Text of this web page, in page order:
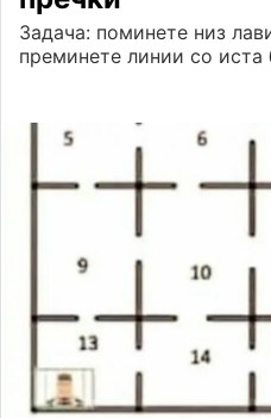
Задача: поминете низ
преминете линии со